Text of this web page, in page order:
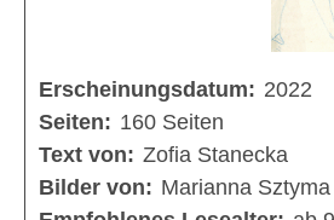
Erscheinungsdatum: 2022
Seiten: 160 Seiten
Text von: Zofia Stanecka
Bilder von: Marianna Sztyma